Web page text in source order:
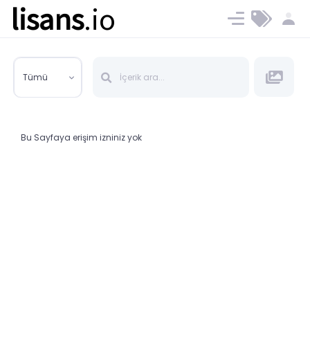
lisans.io Ücret ve Planlar
Tümü
Bu Sayfaya erişim izniniz yok